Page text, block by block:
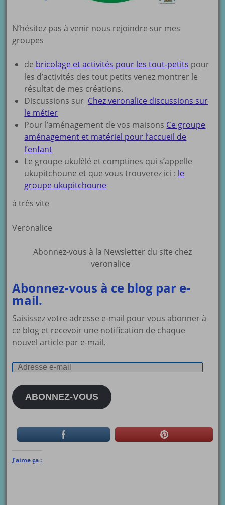
N’hésitez pas à venir nous rejoindre sur mes
groupes
de bricolage et activités pour les tout-petits pour
les d’activités des tout petits venez montrer le
résultat de mes créations.
Discussions sur Chez veronalice discussions sur
le métier
Pour l’aménagement de vos maisons Ce groupe
aménagement et matériel pour l’accueil de
l’enfant
Le groupe ukulélé et comptines qui s’appelle
ukupitchoune et que vous trouverez ici : le
groupe ukupitchoune
à très vite
Veronalice
Abonnez-vous à la Newsletter du site chez
veronalice
Abonnez-vous à ce blog par e-
mail.
Saisissez votre adresse e-mail pour vous abonner à
ce blog et recevoir une notification de chaque
nouvel article par e-mail.
Adresse
mail
ABONNEZ-VOUS
J’aime ça :